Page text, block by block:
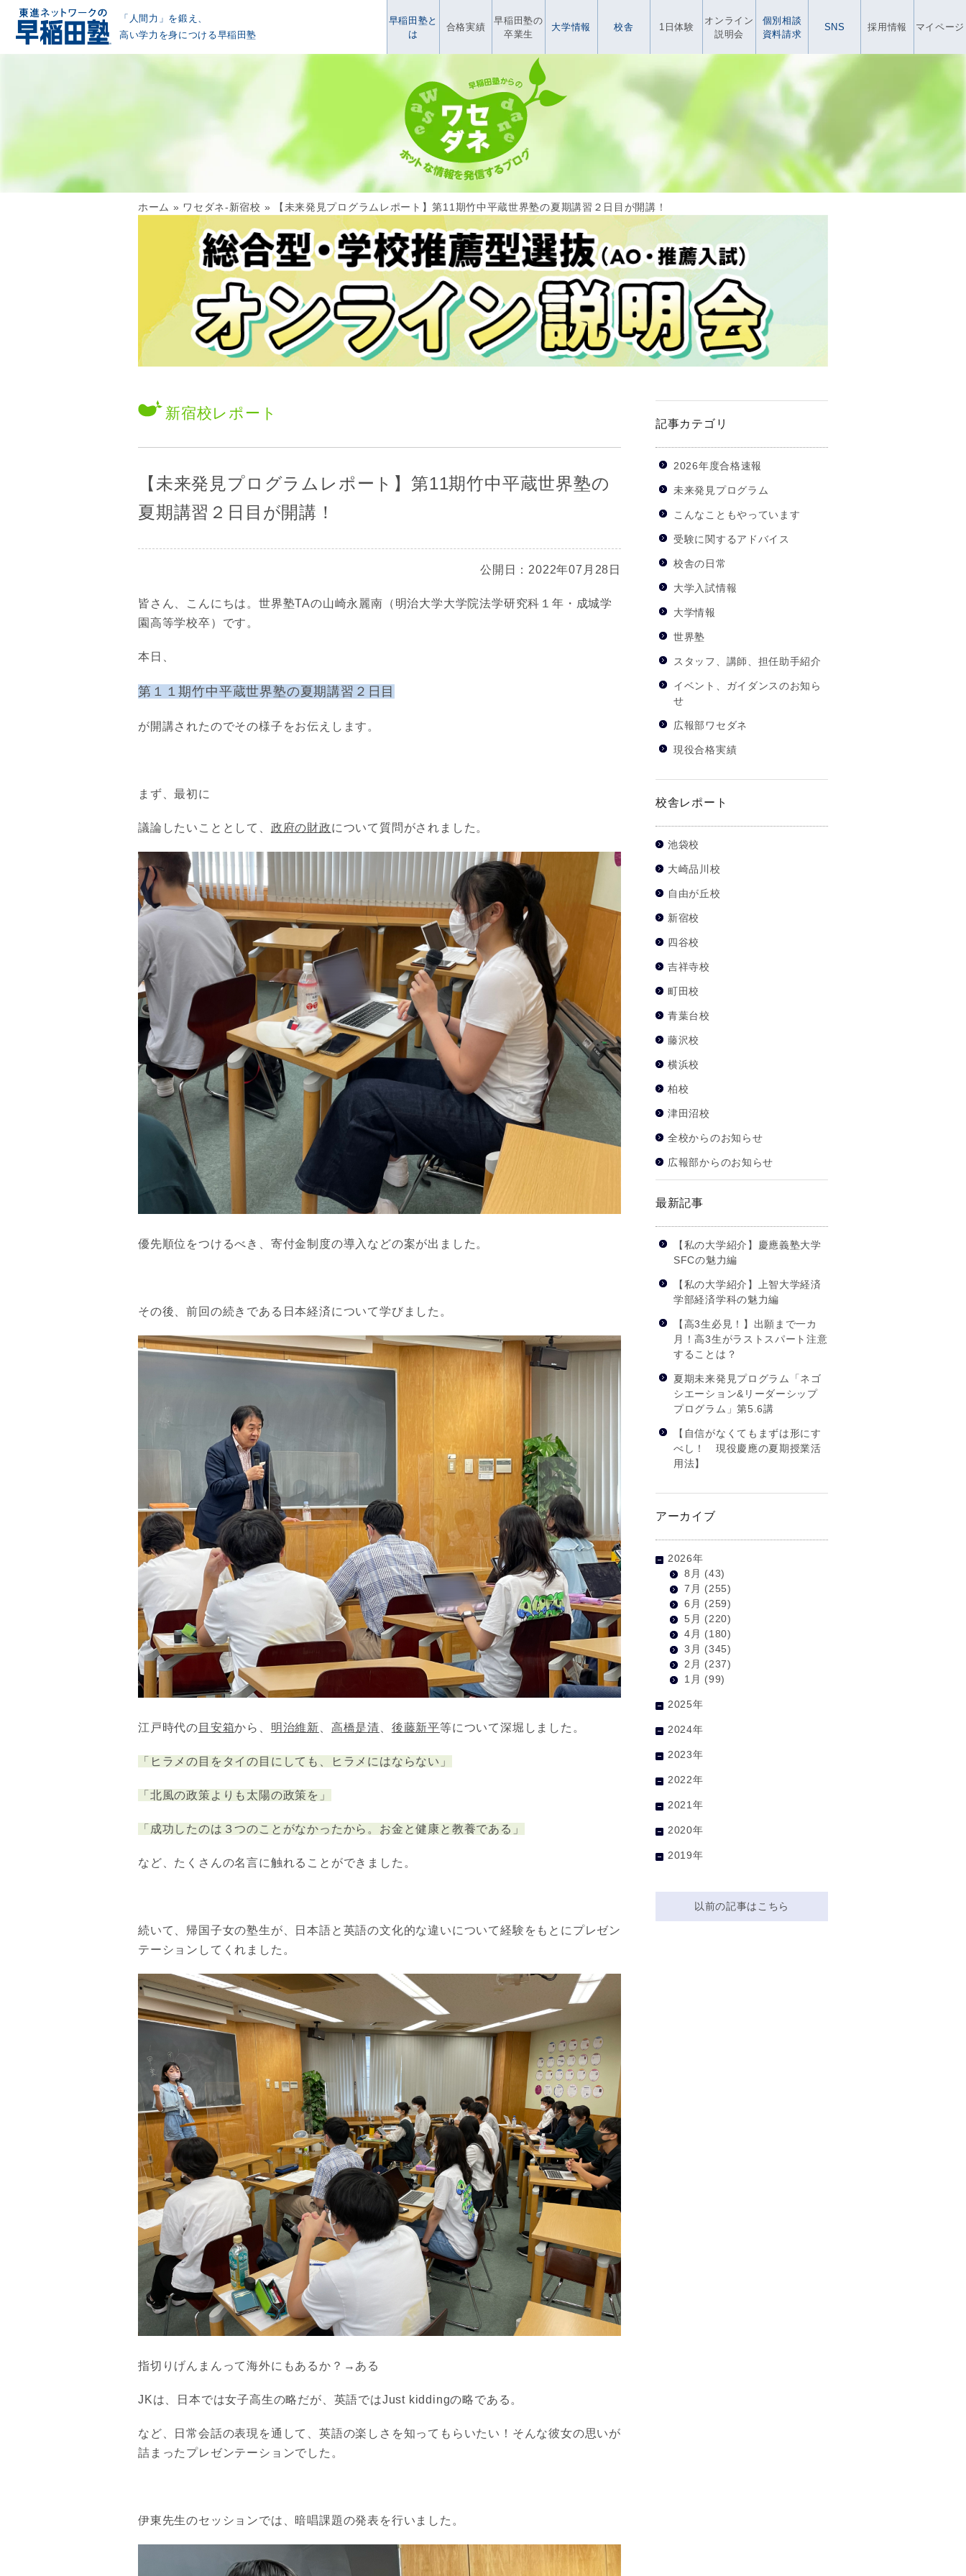
「人間力」を鍛え、
高い学力を身につける早稲田塾
早稲田塾と
は
合格実績
早稲田塾の
卒業生
大学情報 校舎 1日体験
オンライン
説明会
個別相談
資料請求
SNS 採用情報 マイページ
ホーム » ワセダネ-新宿校 » 【未来発見プログラムレポート】第11期竹中平蔵世界塾の夏期講習２日目が開講！
新宿校レポート
【未来発見プログラムレポート】第11期竹中平蔵世界塾の
夏期講習２日目が開講！
公開日：2022年07月28日
皆さん、こんにちは。世界塾TAの山崎永麗南（明治大学大学院法学研究科１年・成城学
園高等学校卒）です。
本日、
第１１期竹中平蔵世界塾の夏期講習２日目
が開講されたのでその様子をお伝えします。
まず、最初に
議論したいこととして、 政府の財政について質問がされました。
優先順位をつけるべき、寄付金制度の導入などの案が出ました。
その後、前回の続きである日本経済について学びました。
江戸時代の 目安箱から、 明治維新 高橋是清 後藤新平等について深堀しました。
「ヒラメの目をタイの目にしても、ヒラメにはならない」
「北風の政策よりも太陽の政策を」
「成功したのは３つのことがなかったから。お金と健康と教養である」
など、たくさんの名言に触れることができました。
続いて、帰国子女の塾生が、日本語と英語の文化的な違いについて経験をもとにプレゼン
テーションしてくれました。
指切りげんまんって海外にもあるか？→ある
JKは、日本では女子高生の略だが、英語ではJust kiddingの略である。
など、日常会話の表現を通して、英語の楽しさを知ってもらいたい！そんな彼女の思いが
詰まったプレゼンテーションでした。
伊東先生のセッションでは、暗唱課題の発表を行いました。
記事カテゴリ
2026年度合格速報
未来発見プログラム
こんなこともやっています
受験に関するアドバイス
校舎の日常
大学入試情報
大学情報
世界塾
スタッフ、講師、担任助手紹介
イベント、ガイダンスのお知ら
せ
広報部ワセダネ
現役合格実績
校舎レポート
池袋校
大崎品川校
自由が丘校
新宿校
四谷校
吉祥寺校
町田校
青葉台校
藤沢校
横浜校
柏校
津田沼校
全校からのお知らせ
広報部からのお知らせ
最新記事
【私の大学紹介】慶應義塾大学
SFCの魅力編
【私の大学紹介】上智大学経済
学部経済学科の魅力編
【高3生必見！】出願まで一カ
月！高3生がラストスパート注意
することは？
夏期未来発見プログラム「ネゴ
シエーション&リーダーシップ
プログラム」第5.6講
【自信がなくてもまずは形にす
べし！ 現役慶應の夏期授業活
用法】
アーカイブ
2026年
8月 (43)
7月 (255)
6月 (259)
5月 (220)
4月 (180)
3月 (345)
2月 (237)
1月 (99)
2025年
2024年
2023年
2022年
2021年
2020年
2019年
以前の記事はこちら